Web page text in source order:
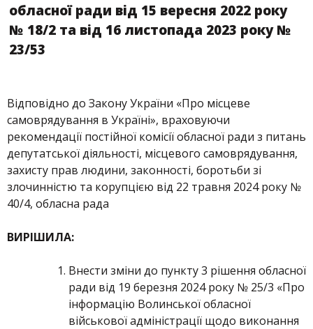
обласної ради від 15 вересня 2022 року
№ 18/2 та від 16 листопада 2023 року №
23/53
Відповідно до Закону України «Про місцеве
самоврядування в Україні», враховуючи
рекомендації постійної комісії обласної ради з питань
депутатської діяльності, місцевого самоврядування,
захисту прав людини, законності, боротьби зі
злочинністю та корупцією від 22 травня 2024 року №
40/4, обласна рада
ВИРІШИЛА:
Внести зміни до пункту 3 рішення обласної
ради від 19 березня 2024 року № 25/3 «Про
інформацію Волинської обласної
військової адміністрації щодо виконання